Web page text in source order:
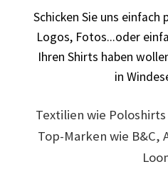
Arbeitskleidung BEDRUCKEN
Arbeitskleidung bedrucken
Arbeitskleidung bedrucken
Schicken Sie uns einfach
Logos, Fotos...oder
Ihren Shirts haben
in
Textilien wie
Top-Marken wie B&C,